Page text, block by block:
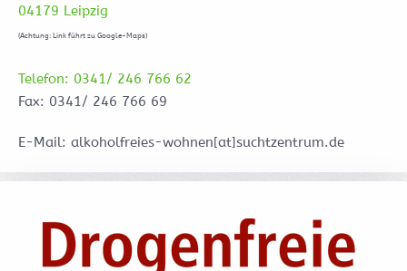
04179 Leipzig
(Achtung: Link führt zu Google-Maps)
Telefon: 0341/ 246 766 62
Fax: 0341/ 246 766 69
E-Mail: alkoholfreies-wohnen[at]suchtzentrum.de